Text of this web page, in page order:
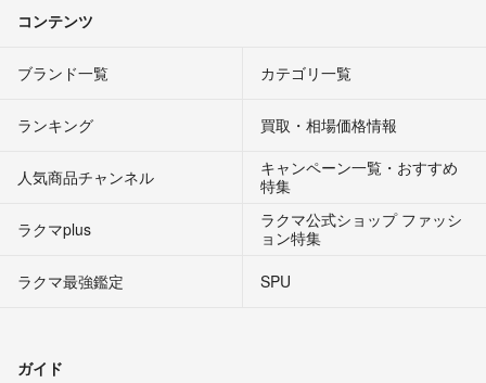
コンテンツ
ブランド一覧 カテゴリ一覧
ランキング 買取・相場価格情報
人気商品チャンネル
キャンペーン一覧・おすすめ
特集
ラクマplus
ラクマ公式ショップ ファッシ
ョン特集
ラクマ最強鑑定
SPU
ガイド